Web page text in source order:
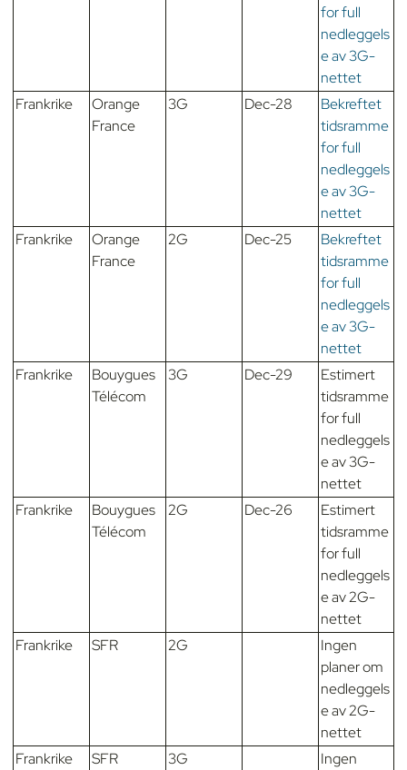
for full
nedleggels
e av 3G-
nettet
Frankrike
Orange
France
3G Dec-28
Bekreftet
tidsramme
for full
nedleggels
e av 3G-
nettet
Frankrike
Orange
France
2G Dec-25
Bekreftet
tidsramme
for full
nedleggels
e av 3G-
nettet
Frankrike
Bouygues
Télécom
3G Dec-29
Estimert
tidsramme
for full
nedleggels
e av 3G-
nettet
Frankrike
Bouygues
Télécom
2G Dec-26
Estimert
tidsramme
for full
nedleggels
e av 2G-
nettet
Frankrike
SFR 2G
Ingen
planer om
nedleggels
e av 2G-
nettet
Frankrike
SFR 3G
Ingen